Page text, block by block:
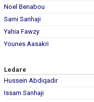
Noel Benabou
Sami Sanhaji
Yahia Fawzy
Younes Aasakri
Ledare
Hussein Abdiqadir
Issam Sanhaji